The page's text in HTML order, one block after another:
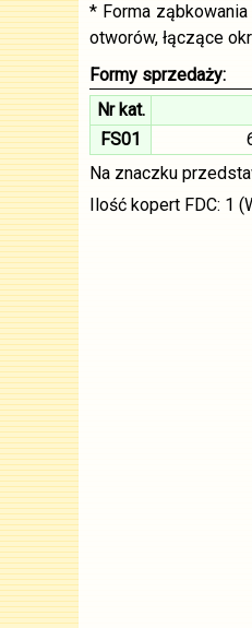
* Forma
otworów, łączące
Formy sprzedaży:
Nr kat.
FS01
Na znaczku
Ilość kopert FDC: 1